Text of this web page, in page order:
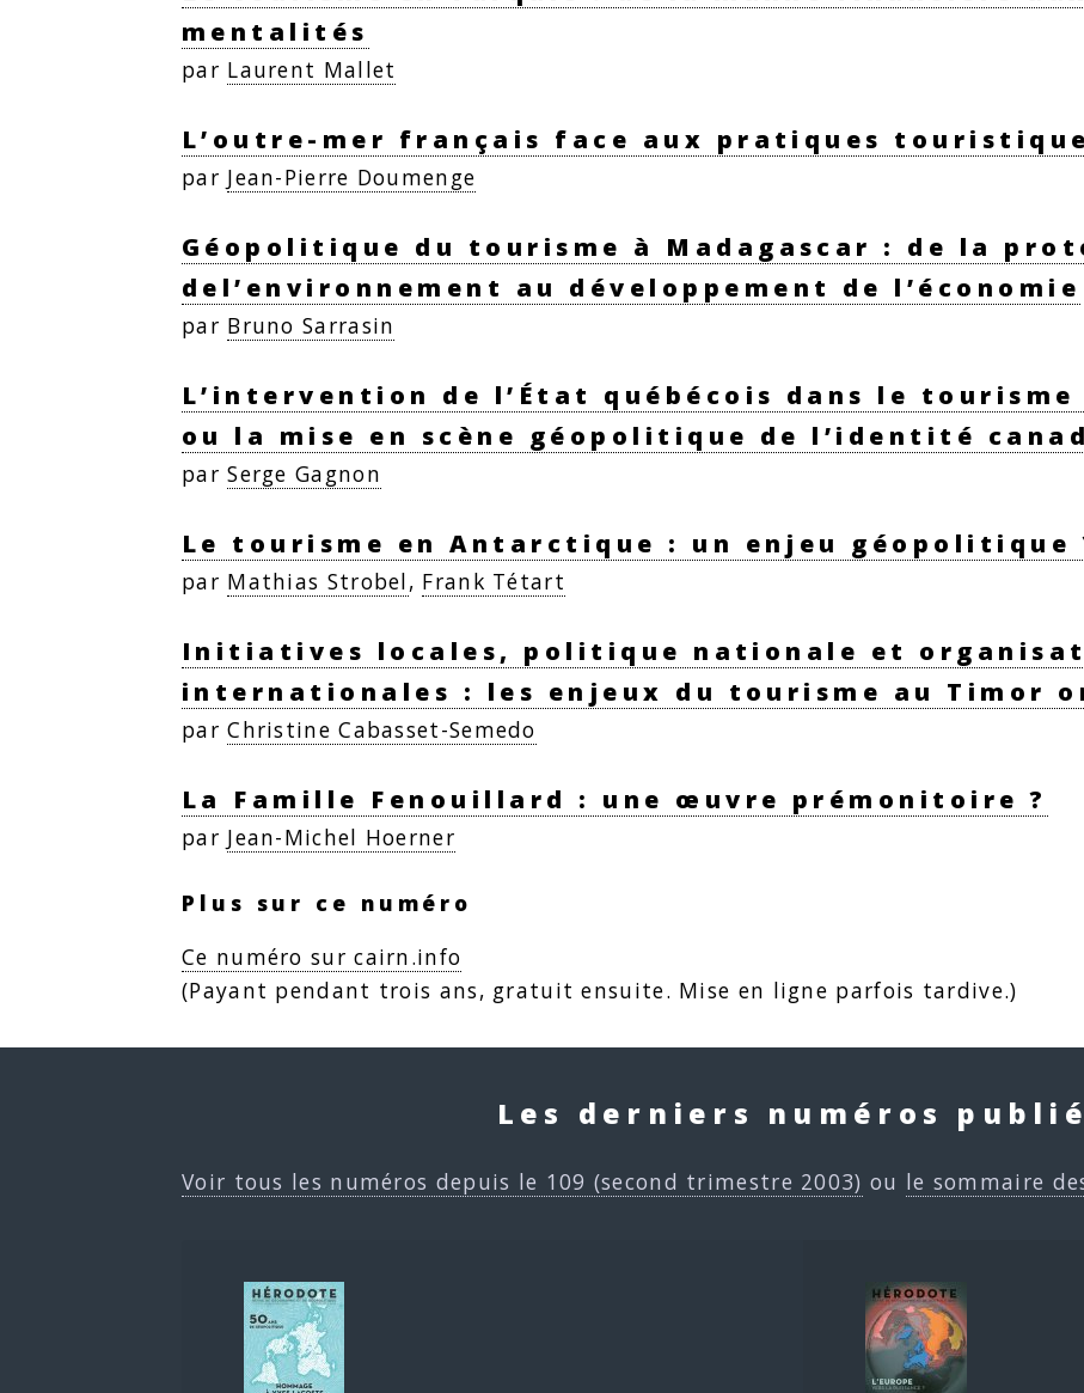
mentalités
par Laurent Mallet
L’outre-mer français face aux pratiques
par Jean-Pierre Doumenge
Géopolitique du tourisme à Madagascar : de la
del’environnement au développement de l’économie
par Bruno Sarrasin
L’intervention de l’État québécois dans le tourisme
ou la mise en scène géopolitique de l’identité
parSerge Gagnon
Le tourisme en Antarctique : un enjeu géopolitique
par Mathias Strobel, Frank Tétart
Initiatives locales, politique nationale et
internationales : les enjeux du tourisme au Timor
parChristine Cabasset-Semedo
La Famille Fenouillard : une œuvre prémonitoire ?
par Jean-Michel Hoerner
Plus sur ce numéro
Ce numéro sur cairn.info
(Payant pendant trois ans, gratuit ensuite. Mise en ligne parfois tardive.)
Les derniers numéros
Voir tous les numéros depuis le 109 (second trimestre 2003) ou le sommaire